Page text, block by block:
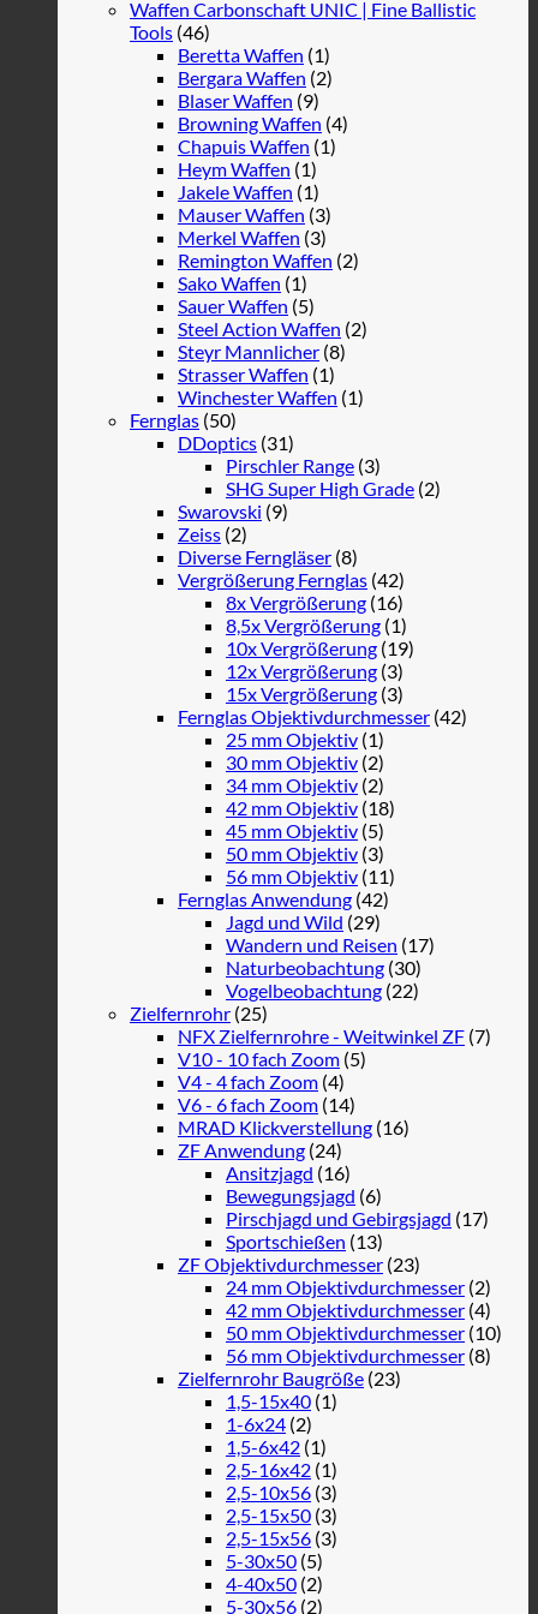
Waffen Carbonschaft UNIC | Fine Ballistic
Tools (46)
Beretta Waffen (1)
Bergara Waffen (2)
Blaser Waffen (9)
Browning Waffen (4)
Chapuis Waffen (1)
Heym Waffen (1)
Jakele Waffen (1)
Mauser Waffen (3)
Merkel Waffen (3)
Remington Waffen (2)
Sako Waffen (1)
Sauer Waffen (5)
Steel Action Waffen (2)
Steyr Mannlicher (8)
Strasser Waffen (1)
Winchester Waffen (1)
Fernglas (50)
DDoptics (31)
Pirschler Range (3)
SHG Super High Grade (2)
Swarovski (9)
Zeiss (2)
Diverse Ferngläser (8)
Vergrößerung Fernglas (42)
8x Vergrößerung (16)
8,5x Vergrößerung (1)
10x Vergrößerung (19)
12x Vergrößerung (3)
15x Vergrößerung (3)
Fernglas Objektivdurchmesser (42)
25 mm Objektiv (1)
30 mm Objektiv (2)
34 mm Objektiv (2)
42 mm Objektiv (18)
45 mm Objektiv (5)
50 mm Objektiv (3)
56 mm Objektiv (11)
Fernglas Anwendung (42)
Jagd und Wild (29)
Wandern und Reisen (17)
Naturbeobachtung (30)
Vogelbeobachtung (22)
Zielfernrohr (25)
NFX Zielfernrohre - Weitwinkel ZF (7)
V10 - 10 fach Zoom (5)
V4 - 4 fach Zoom (4)
V6 - 6 fach Zoom (14)
MRAD Klickverstellung (16)
ZF Anwendung (24)
Ansitzjagd (16)
Bewegungsjagd (6)
Pirschjagd und Gebirgsjagd (17)
Sportschießen (13)
ZF Objektivdurchmesser (23)
24 mm Objektivdurchmesser (2)
42 mm Objektivdurchmesser (4)
50 mm Objektivdurchmesser (10)
56 mm Objektivdurchmesser (8)
Zielfernrohr Baugröße (23)
1,5-15x40 (1)
1-6x24 (2)
1,5-6x42 (1)
2,5-16x42 (1)
2,5-10x56 (3)
2,5-15x50 (3)
2,5-15x56 (3)
5-30x50 (5)
4-40x50 (2)
5-30x56 (2)